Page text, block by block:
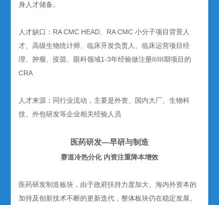
身人才储备。
人才缺口：RA CMC HEAD、RA CMC 小分子项目背景人
才、高级生物统计师、临床开发负责人、临床运营项目经
理、肿瘤、疫苗、眼科领域1-3年经验做注册II/III期项目的
CRA
人才来源：同行业流动，主要是外资、国内大厂、生物科
技、外包研发等企业相关经验人员
医药研发—早研与制造
赛道冷热分化 内资注重降本增效
医药研发制造板块，由于政府扶持力度加大、海内外资本的
加持及创新技术不断的更新迭代，整体板块仍在稳定发展。